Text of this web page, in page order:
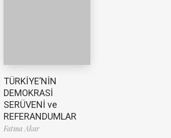
TÜRKİYE’NİN
DEMOKRASİ
SERÜVENİ ve
REFERANDUMLAR
Fatma Akar